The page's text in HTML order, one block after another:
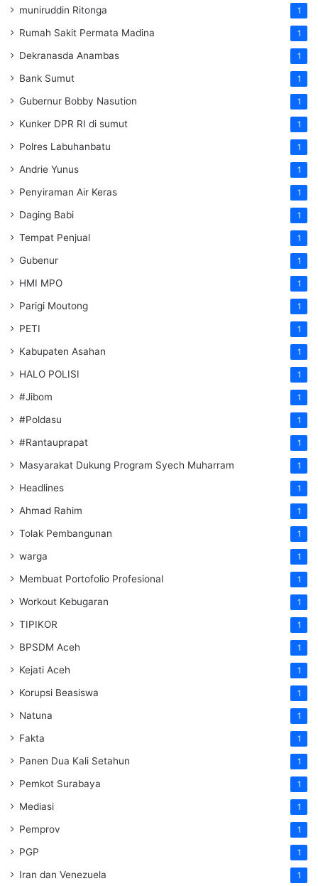
muniruddin Ritonga 1
Rumah Sakit Permata Madina 1
Dekranasda Anambas 1
Bank Sumut 1
Gubernur Bobby Nasution 1
Kunker DPR RI di sumut 1
Polres Labuhanbatu 1
Andrie Yunus 1
Penyiraman Air Keras 1
Daging Babi 1
Tempat Penjual 1
Gubenur 1
HMI MPO 1
Parigi Moutong 1
PETI 1
Kabupaten Asahan 1
HALO POLISI 1
#Jibom 1
#Poldasu 1
#Rantauprapat 1
Masyarakat Dukung Program Syech Muharram 1
Headlines 1
Ahmad Rahim 1
Tolak Pembangunan 1
warga 1
Membuat Portofolio Profesional 1
Workout Kebugaran 1
TIPIKOR 1
BPSDM Aceh 1
Kejati Aceh 1
Korupsi Beasiswa 1
Natuna 1
Fakta 1
Panen Dua Kali Setahun 1
Pemkot Surabaya 1
Mediasi 1
Pemprov 1
PGP 1
Iran dan Venezuela 1